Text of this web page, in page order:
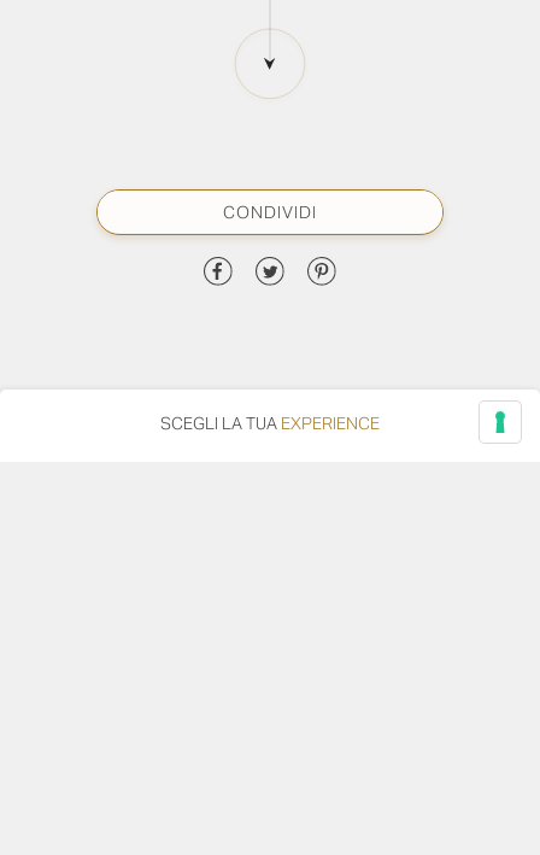
CONDIVIDI
SCEGLI LA TUA EXPERIENCE